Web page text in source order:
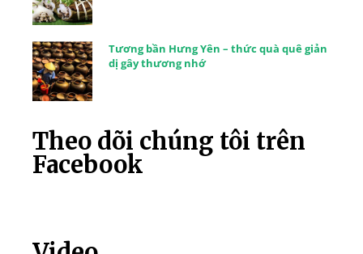
Tương bần Hưng Yên – thức quà quê giản
dị gây thương nhớ
Theo dõi chúng tôi trên
Facebook